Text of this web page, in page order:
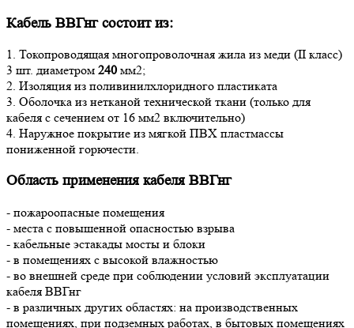
Кабель ВВГнг состоит из:
1. Токопроводящая многопроволочная жила из меди (II класс)
3 шт. диаметром 240 мм2;
2. Изоляция из поливинилхлоридного пластиката
3. Оболочка из нетканой технической ткани (только для
кабеля с сечением от 16 мм2 включительно)
4. Наружное покрытие из мягкой ПВХ пластмассы
пониженной горючести.
Область применения кабеля ВВГнг
- пожароопасные помещения
- места с повышенной опасностью взрыва
- кабельные эстакады мосты и блоки
- в помещениях с высокой влажностью
- во внешней среде при соблюдении условий эксплуатации
кабеля ВВГнг
- в различных других областях: на производственных
помещениях, при подземных работах, в бытовых помещениях